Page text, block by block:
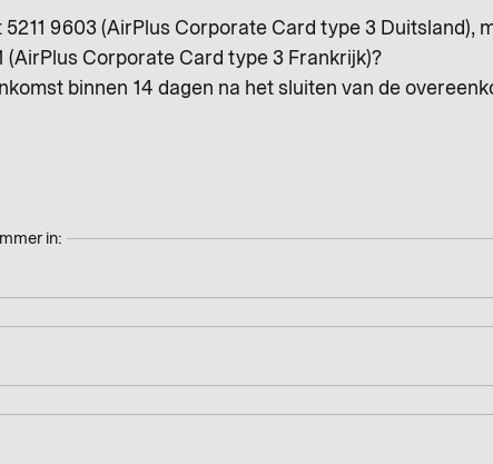
9603 (AirPlus Corporate Card type 3 Duitsland),
(AirPlus Corporate Card type 3 Frankrijk)?
binnen 14 dagen na het sluiten van de
in: